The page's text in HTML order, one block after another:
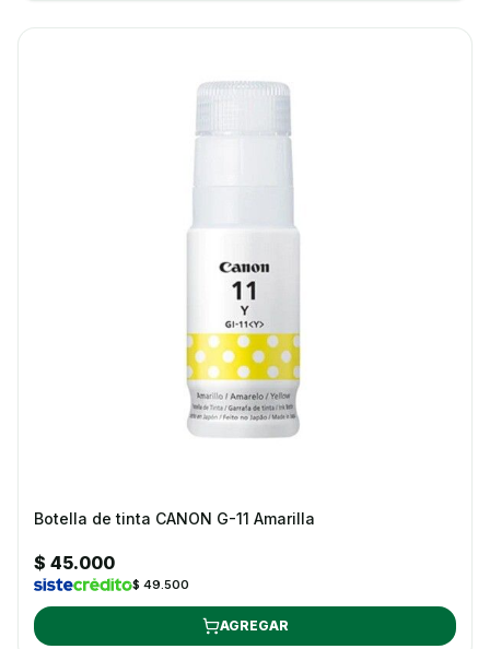
Botella de tinta CANON G-11 Amarilla
$ 45.000
$ 49.500
AGREGAR